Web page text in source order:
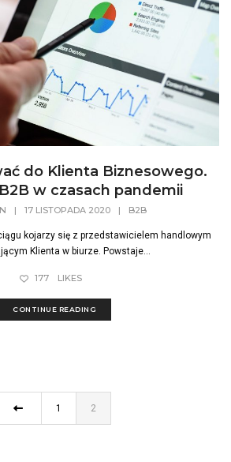
do Klienta Biznesowego.
w czasach pandemii
| 17 LISTOPADA 2020 | B2B
kojarzy się z przedstawicielem handlowym
Klienta w biurze. Powstaje...
177 LIKES
CONTINUE READING
1 2